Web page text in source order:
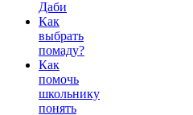
Даби
Как
выбрать
помаду?
Как
помочь
школьнику
понять